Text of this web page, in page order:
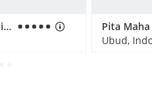
Hotel The Royal Pita Maha
Ubud,